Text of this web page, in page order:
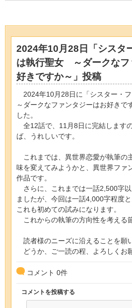
2024年10月28日「シスタ
は執行聖女 ～ダークなフ
好きですか～」投稿
2024年10月28日に「シスター・
～ダークなファンタジーはお好きで
した。
全12話で、11月8日に完結します
ば、うれしいです。
これまでは、異世界恋愛が執筆の
味を変えてみようかと、異世界ファ
作品です。
さらに、これまでは一話2,500字
ましたが、今回は一話4,000字程度
これも初めての試みになります。
これからの執筆の方向性を考える
読者様のニーズに沿えることを願
どうか、ご一読の程、よろしくお
コメント 0件
コメントを投稿する